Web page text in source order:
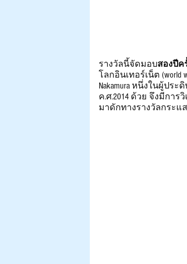
รางวัลนี้จัดมอบสองปีค
โลกอินเทอร์เน็ต (world
Nakamura หนึ่งในผู้ป
ค.ศ.2014 ด้วย จึงมีการวิ
มาดักทางรางวัลกระแ